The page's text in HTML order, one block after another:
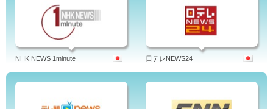
NHK NEWS 1minute 日テレNEWS24